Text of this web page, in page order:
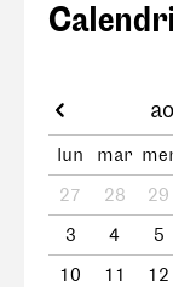
lun mar
27
28 29
3
4 5
10
11 12